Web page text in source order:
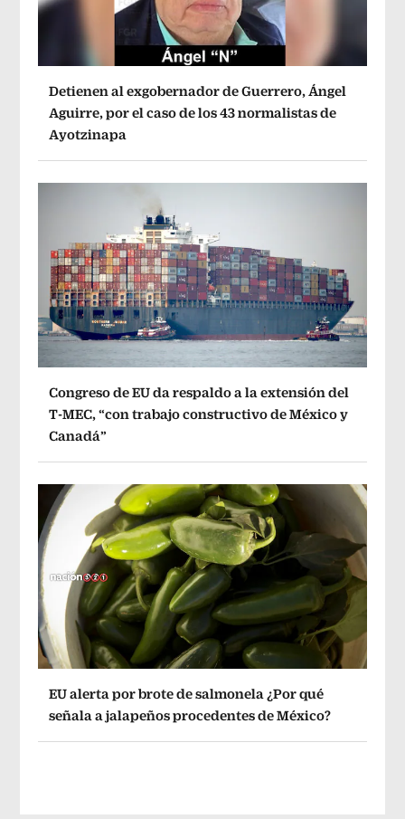
Detienen al exgobernador de Guerrero, Ángel
Aguirre, por el caso de los 43 normalistas de
Ayotzinapa
Congreso de EU da respaldo a la extensión del
T-MEC, “con trabajo constructivo de México y
Canadá”
EU alerta por brote de salmonela ¿Por qué
señala a jalapeños procedentes de México?